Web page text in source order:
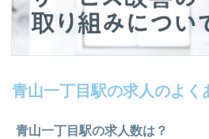
青山一丁目駅の求人のよく
青山一丁目駅の求人数は？